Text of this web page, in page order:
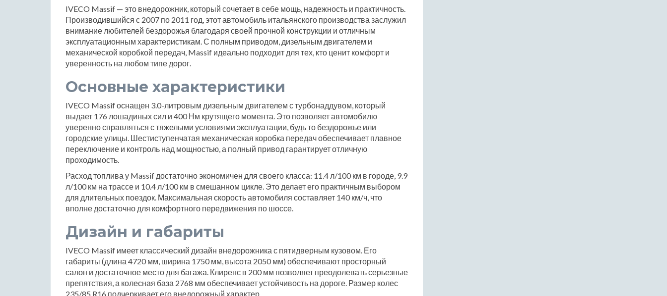
IVECO Massif — это внедорожник, который сочетает в себе мощь, надежность и практичность.
Производившийся с 2007 по 2011 год, этот автомобиль итальянского производства заслужил
внимание любителей бездорожья благодаря своей прочной конструкции и отличным
эксплуатационным характеристикам. С полным приводом, дизельным двигателем и
механической коробкой передач, Massif идеально подходит для тех, кто ценит комфорт и
уверенность на любом типе дорог.
Основные характеристики
IVECO Massif оснащен 3.0-литровым дизельным двигателем с турбонаддувом, который
выдает 176 лошадиных сил и 400 Нм крутящего момента. Это позволяет автомобилю
уверенно справляться с тяжелыми условиями эксплуатации, будь то бездорожье или
городские улицы. Шестиступенчатая механическая коробка передач обеспечивает плавное
переключение и контроль над мощностью, а полный привод гарантирует отличную
проходимость.
Расход топлива у Massif достаточно экономичен для своего класса: 11.4 л/100 км в городе, 9.9
л/100 км на трассе и 10.4 л/100 км в смешанном цикле. Это делает его практичным выбором
для длительных поездок. Максимальная скорость автомобиля составляет 140 км/ч, что
вполне достаточно для комфортного передвижения по шоссе.
Дизайн и габариты
IVECO Massif имеет классический дизайн внедорожника с пятидверным кузовом. Его
габариты (длина 4720 мм, ширина 1750 мм, высота 2050 мм) обеспечивают просторный
салон и достаточное место для багажа. Клиренс в 200 мм позволяет преодолевать серьезные
препятствия, а колесная база 2768 мм обеспечивает устойчивость на дороге. Размер колес
235/85 R16 подчеркивает его внедорожный характер.